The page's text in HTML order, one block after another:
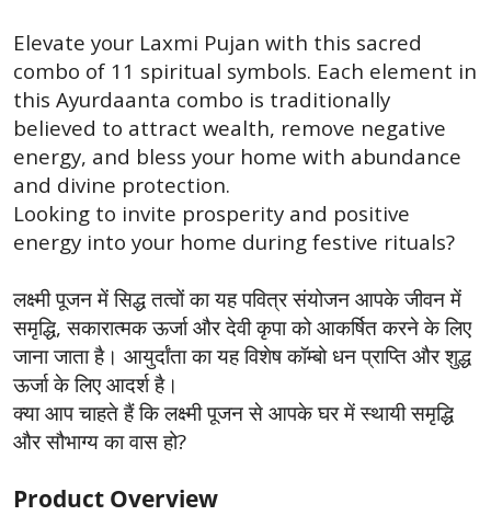
Elevate your Laxmi Pujan with this sacred
combo of 11 spiritual symbols. Each element in
this Ayurdaanta combo is traditionally
believed to attract wealth, remove negative
energy, and bless your home with abundance
and divine protection.
Looking to invite prosperity and positive
energy into your home during festive rituals?
लक्ष्मी पूजन में सिद्ध तत्वों का यह पवित्र संयोजन आपके जीवन में
समृद्धि,सकारात्मक ऊर्जा और देवी कृपा को आकर्षित करने के लिए
जाना जाता है। आयुर्दांता का यह विशेष कॉम्बो धन प्राप्ति और शुद्ध
ऊर्जा के लिए आदर्श है।
क्या आप चाहते हैं कि लक्ष्मी पूजन से आपके घर में स्थायी समृद्धि
और सौभाग्य का वास हो?
Product Overview